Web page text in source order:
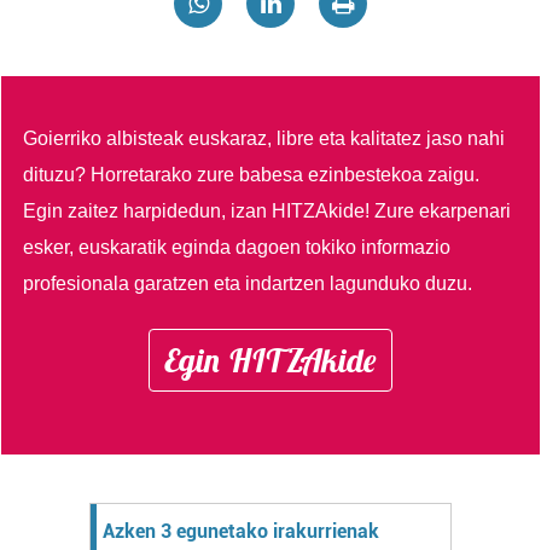
Goierriko albisteak euskaraz, libre eta kalitatez jaso nahi
dituzu? Horretarako zure babesa ezinbestekoa zaigu.
Egin zaitez harpidedun, izan HITZAkide!Zure ekarpenari
esker, euskaratik eginda dagoen tokiko informazio
profesionala garatzen eta indartzen lagunduko duzu.
Egin HITZAkide
Azken 3 egunetako irakurrienak